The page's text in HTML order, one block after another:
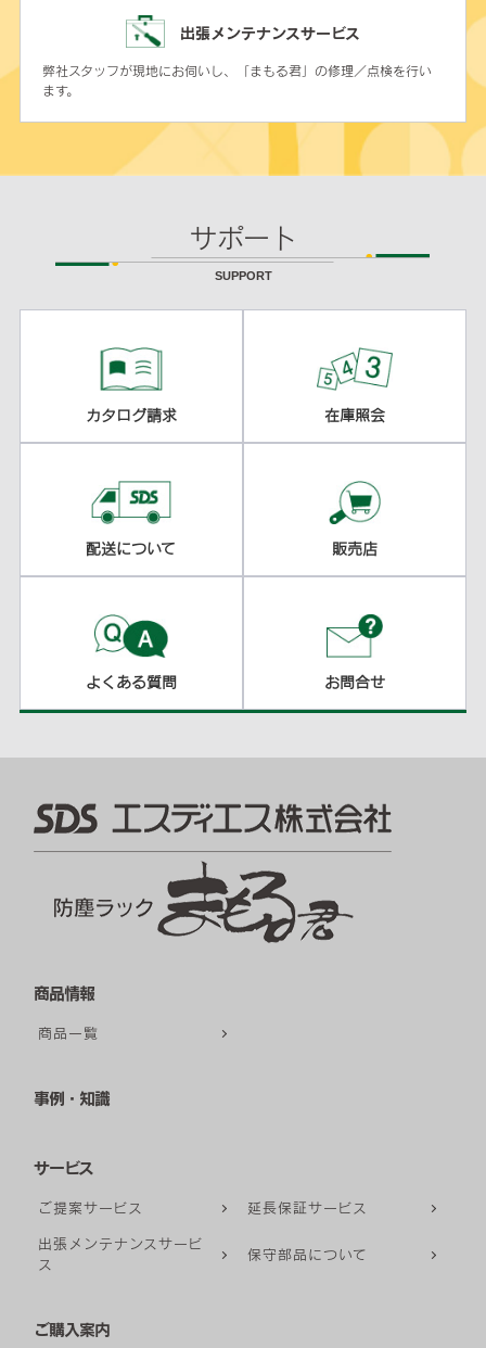
出張メンテナンスサービス
弊社スタッフが現地にお伺いし、「まもる君」の修理／点検を行い
ます。
サポート
SUPPORT
カタログ請求 在庫照会
配送について 販売店
よくある質問 お問合せ
商品情報
商品一覧
事例・知識
サービス
ご提案サービス 延長保証サービス
出張メンテナンスサービ
ス
保守部品について
ご購入案内